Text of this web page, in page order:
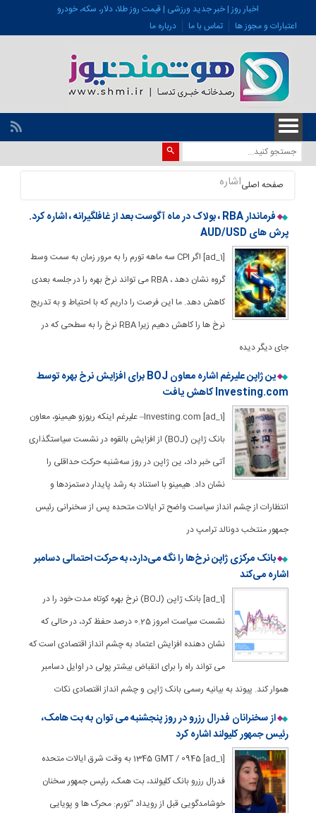
اخبار روز | خبر جدید ورزشی | قیمت روز طلا، دلار، سکه، خودرو
اعتبارات و مجوز ها
تماس با ما درباره ما
صفحه اصلیاشاره
فرماندار RBA ، بولاک در ماه آگوست بعد از غافلگیرانه ، اشاره کرد.
پرش های AUD/USD
[ad_1] اگر CPI سه ماهه تورم را به مرور زمان به سمت وسط
گروه نشان دهد ، RBA می تواند نرخ بهره را در جلسه بعدی
کاهش دهد. ما این فرصت را داریم که با احتیاط و به تدریج
نرخ ها را کاهش دهیم زیرا RBA نرخ را به سطحی که در
جای دیگر دیده
ین ژاپن علیرغم اشاره معاون BOJ برای افزایش نرخ بهره توسط
Investing.com کاهش یافت
[ad_1] Investing.com– علیرغم اینکه ریوزو هیمینو، معاون
بانک ژاپن (BOJ) از افزایش بالقوه در نشست سیاستگذاری
آتی خبر داد، ین ژاپن در روز سه‌شنبه حرکت حداقلی را
نشان داد. هیمینو با استناد به رشد پایدار دستمزدها و
انتظارات از چشم انداز سیاست واضح تر ایالات متحده پس از سخنرانی رئیس
جمهور منتخب دونالد ترامپ در
بانک مرکزی ژاپن نرخ‌ها را نگه می‌دارد، به حرکت احتمالی دسامبر
اشاره می‌کند
[ad_1] بانک ژاپن (BOJ) نرخ بهره کوتاه مدت خود را در
نشست سیاست امروز 0.25 درصد حفظ کرد، در حالی که
نشان دهنده افزایش اعتماد به چشم انداز اقتصادی است که
می تواند راه را برای انقباض بیشتر پولی در اوایل دسامبر
هموار کند. پیوند به بیانیه رسمی بانک ژاپن و چشم انداز اقتصادی نکات
از سخنرانان فدرال رزرو در روز پنجشنبه می توان به بت هامک،
رئیس جمهور کلیولند اشاره کرد
[ad_1] 1345 GMT / 0945 به وقت شرق ایالات متحده
فدرال رزرو بانک کلیولند، بت همک، رئیس جمهور سخنان
خوشامدگویی قبل از رویداد “تورم: محرک ها و پویایی